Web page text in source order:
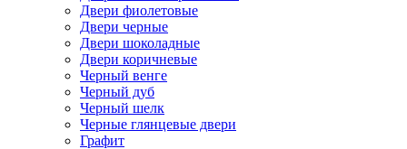
Двери фиолетовые
Двери черные
Двери шоколадные
Двери коричневые
Черный венге
Черный дуб
Черный шелк
Черные глянцевые двери
Графит